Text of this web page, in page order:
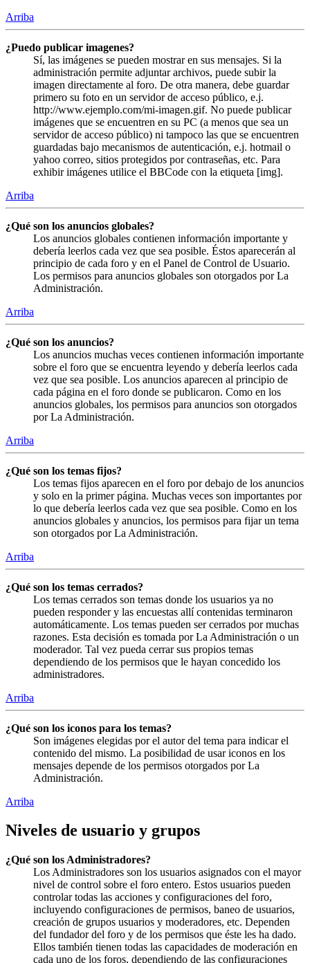
Arriba
¿Puedo publicar imagenes?
Sí, las imágenes se pueden mostrar en sus mensajes. Si la
administración permite adjuntar archivos, puede subir la
imagen directamente al foro. De otra manera, debe guardar
primero su foto en un servidor de acceso público, e.j.
http://www.ejemplo.com/mi-imagen.gif. No puede publicar
imágenes que se encuentren en su PC (a menos que sea un
servidor de acceso público) ni tampoco las que se encuentren
guardadas bajo mecanismos de autenticación, e.j. hotmail o
yahoo correo, sitios protegidos por contraseñas, etc. Para
exhibir imágenes utilice el BBCode con la etiqueta [img].
Arriba
¿Qué son los anuncios globales?
Los anuncios globales contienen información importante y
debería leerlos cada vez que sea posible. Éstos aparecerán al
principio de cada foro y en el Panel de Control de Usuario.
Los permisos para anuncios globales son otorgados por La
Administración.
Arriba
¿Qué son los anuncios?
Los anuncios muchas veces contienen información importante
sobre el foro que se encuentra leyendo y debería leerlos cada
vez que sea posible. Los anuncios aparecen al principio de
cada página en el foro donde se publicaron. Como en los
anuncios globales, los permisos para anuncios son otorgados
por La Administración.
Arriba
¿Qué son los temas fijos?
Los temas fijos aparecen en el foro por debajo de los anuncios
y solo en la primer página. Muchas veces son importantes por
lo que debería leerlos cada vez que sea posible. Como en los
anuncios globales y anuncios, los permisos para fijar un tema
son otorgados por La Administración.
Arriba
¿Qué son los temas cerrados?
Los temas cerrados son temas donde los usuarios ya no
pueden responder y las encuestas allí contenidas terminaron
automáticamente. Los temas pueden ser cerrados por muchas
razones. Esta decisión es tomada por La Administración o un
moderador. Tal vez pueda cerrar sus propios temas
dependiendo de los permisos que le hayan concedido los
administradores.
Arriba
¿Qué son los iconos para los temas?
Son imágenes elegidas por el autor del tema para indicar el
contenido del mismo. La posibilidad de usar iconos en los
mensajes depende de los permisos otorgados por La
Administración.
Arriba
Niveles de usuario y grupos
¿Qué son los Administradores?
Los Administradores son los usuarios asignados con el mayor
nivel de control sobre el foro entero. Estos usuarios pueden
controlar todas las acciones y configuraciones del foro,
incluyendo configuraciones de permisos, baneo de usuarios,
creación de grupos usuarios y moderadores, etc. Dependen
del fundador del foro y de los permisos que éste les ha dado.
Ellos también tienen todas las capacidades de moderación en
cada uno de los foros, dependiendo de las configuraciones